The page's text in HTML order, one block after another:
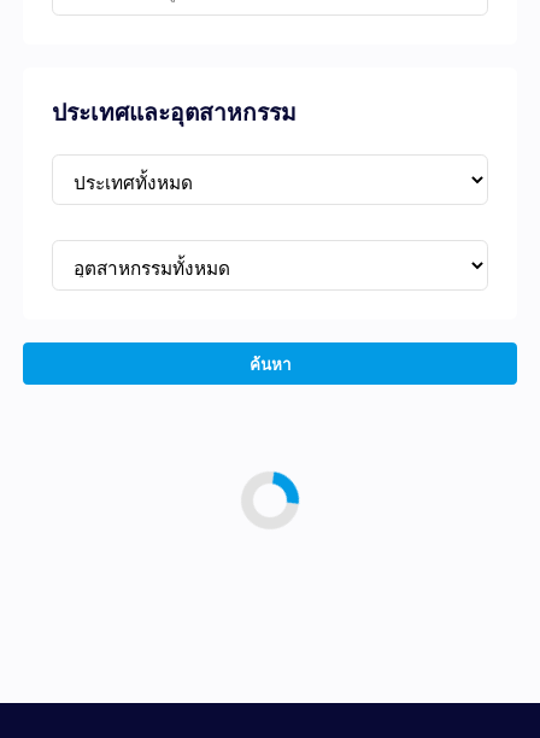
ประเทศและอุตสาหกรรม
ค้นหา